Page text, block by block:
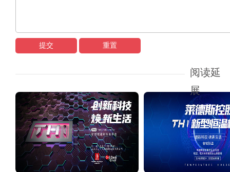
提交 重置
阅读延
展